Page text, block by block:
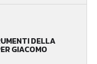
DELLA
GIACOMO